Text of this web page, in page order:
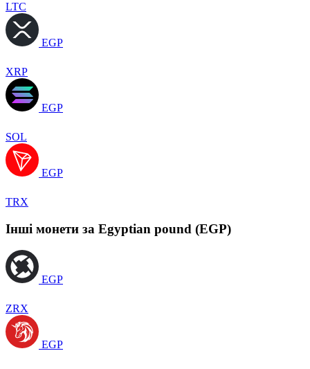
LTC
EGP
XRP
EGP
SOL
EGP
TRX
Інші монети за Egyptian pound (EGP)
EGP
ZRX
EGP